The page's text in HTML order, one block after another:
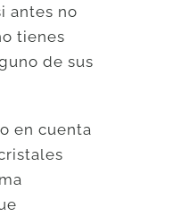
antes no
tienes
de sus
en cuenta